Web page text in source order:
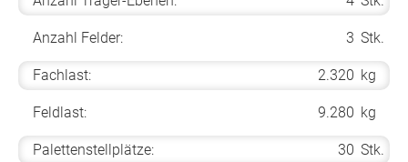
Anzahl Felder: 3 Stk.
Fachlast: 2.320 kg
Feldlast: 9.280 kg
Palettenstellplätze: 30 Stk.